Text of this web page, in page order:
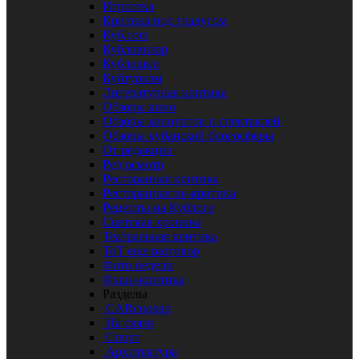
Игротека
Критика под градусом
Куб.com
Кубловизор
Кублошки
Кубтуризм
Литературная критика
Обзоры кино
Обзоры концертов и спектаклей
Обзоры кубанской блогосферы
От редакции
Ред осмотр
Ресторанная критика
Ресторанная не-критика
Рецепты на Кублоге
Светская хроника
Театральная критика
ТоТ еще разговор
Фото недели
Фэшн-критика
Разделы
CARснодар
На связи
Спорт
Архитектура